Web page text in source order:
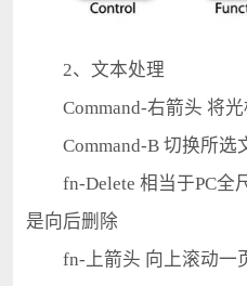
2、文本处理
Command-右箭头 将光
Command-B 切换所选
fn-Delete 相当于PC全
是向后删除
fn-上箭头 向上滚动一